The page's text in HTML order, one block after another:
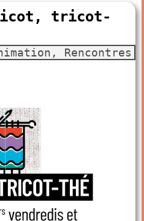
restaurant
tricot-
Rencontres